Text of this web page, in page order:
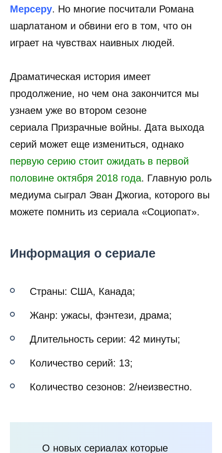
Мерсеру. Но многие посчитали Романа
шарлатаном и обвини его в том, что он
играет на чувствах наивных людей.
Драматическая история имеет
продолжение, но чем она закончится мы
узнаем уже во втором сезоне
сериала Призрачные войны. Дата выхода
серий может еще измениться, однако
первую серию стоит ожидать в первой
половине октября 2018 года. Главную роль
медиума сыграл Эван Джогиа, которого вы
можете помнить из сериала «Социопат».
Информация о сериале
Страны: США, Канада;
Жанр: ужасы, фэнтези, драма;
Длительность серии: 42 минуты;
Количество серий: 13;
Количество сезонов: 2/неизвестно.
О новых сериалах которые